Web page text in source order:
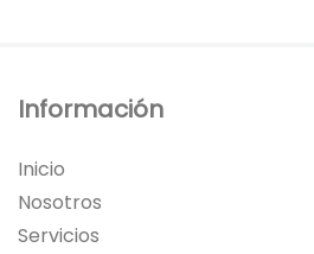
Información
Inicio
Nosotros
Servicios